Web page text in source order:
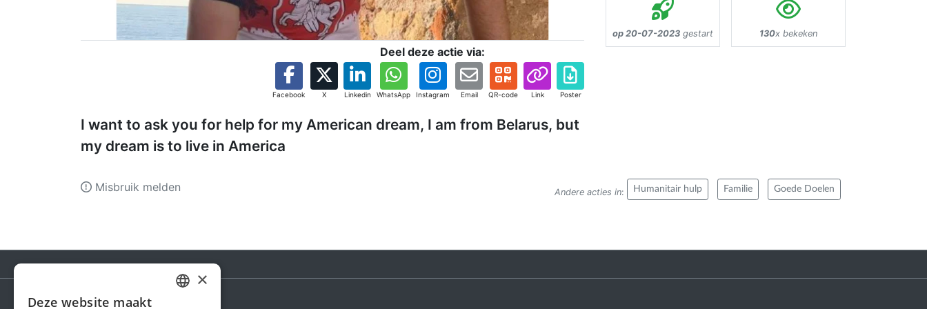
Deel deze actie via:
Facebook X Linkedin WhatsApp Instagram Email QR-code Link Poster
I want to ask you for help for my American dream, I am from Belarus, but
my dream is to live in America
op 20-07-2023 gestart 130x bekeken
Andere acties in: Humanitair hulp Familie Goede Doelen
Misbruik melden
×
Deze website maakt